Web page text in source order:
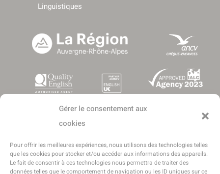
Gérer le consentement aux
cookies
Pour offrir les meilleures expériences, nous utilisons des technologies telles
que les cookies pour stocker et/ou accéder aux informations des appareils.
Le fait de consentir à ces technologies nous permettra de traiter des
données telles que le comportement de navigation ou les ID uniques sur ce
Linguistiques